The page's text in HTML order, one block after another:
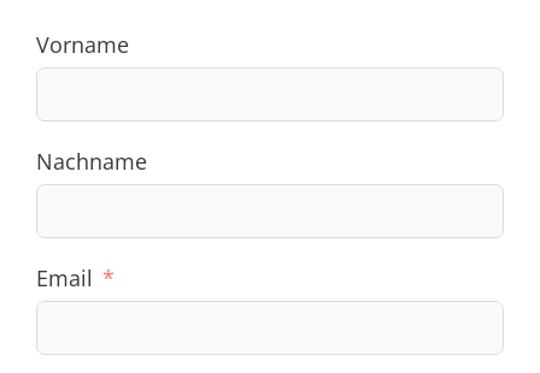
Vorname
Nachname
Email